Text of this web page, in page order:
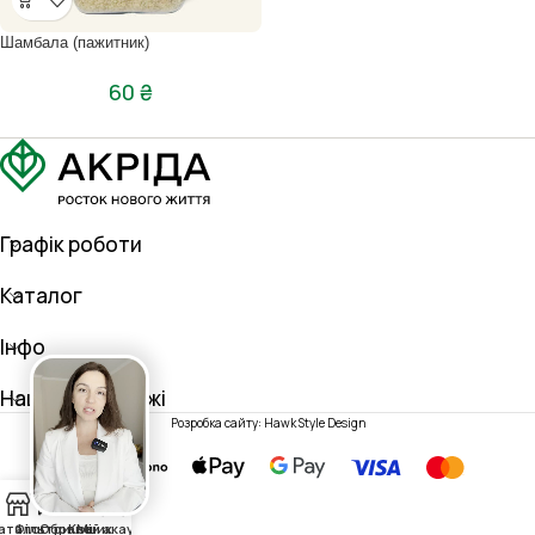
Шамбала (пажитник)
60 ₴
Графік роботи
Каталог
Інфо
Наші соц. мережі
Розробка сайту: Hawk Style Design
Фільтри
Обране
0
Кошик
Мій акаунт